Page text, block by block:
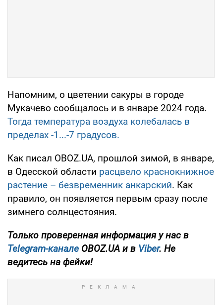
Напомним, о цветении сакуры в городе
Мукачево сообщалось и в январе 2024 года.
Тогда температура воздуха колебалась в
пределах -1...-7 градусов.
Как писал OBOZ.UA, прошлой зимой, в январе,
в Одесской области расцвело краснокнижное
растение – безвременник анкарский. Как
правило, он появляется первым сразу после
зимнего солнцестояния.
Только проверенная информация у нас в
Telegram-канале OBOZ.UA и в Viber. Не
ведитесь на фейки!